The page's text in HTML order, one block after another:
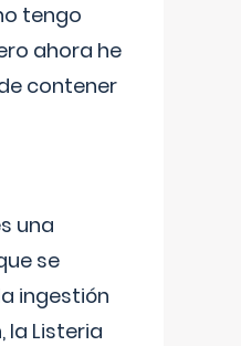
tengo
ahora he
contener
una
se
ingestión
la Listeria